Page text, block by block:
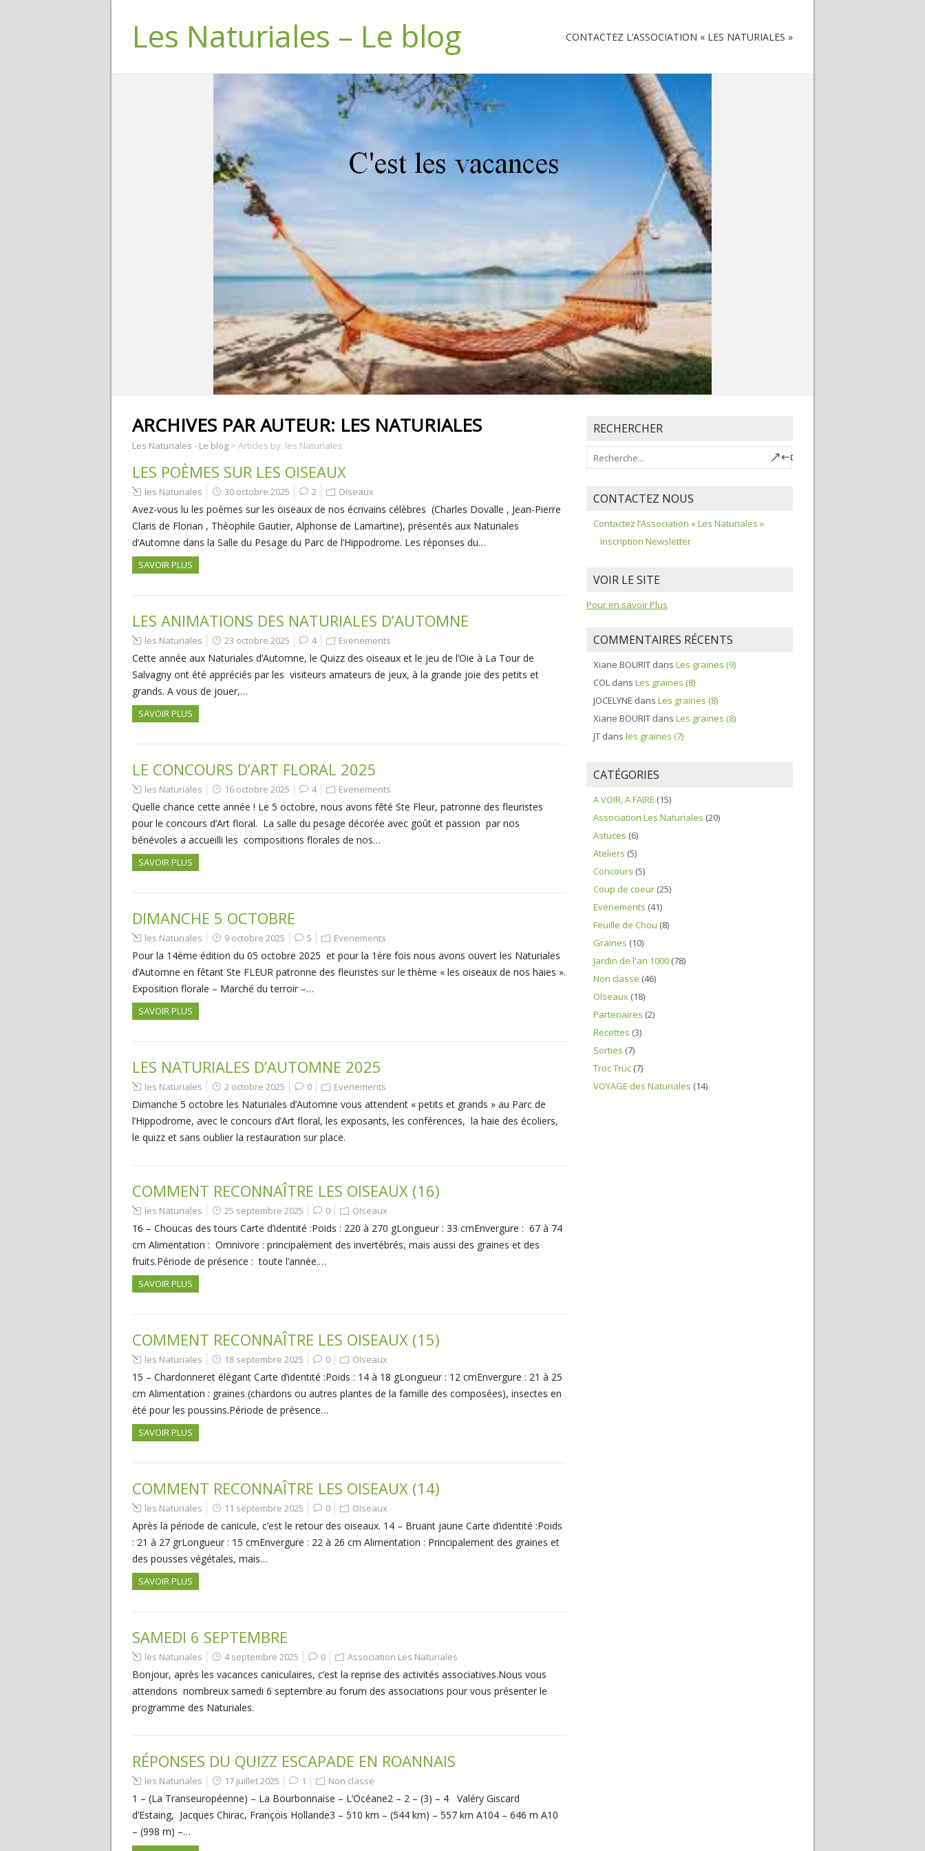
Les Naturiales – Le blog CONTACTEZ L’ASSOCIATION « LES NATURIALES »
ARCHIVES PAR AUTEUR: LES NATURIALES
Les Naturiales - Le blog > Articles by: les Naturiales
LES POÈMES SUR LES OISEAUX
les Naturiales 30 octobre 2025 2 OIseaux
Avez-vous lu les poèmes sur les oiseaux de nos écrivains célèbres (Charles Dovalle , Jean-Pierre
Claris de Florian , Théophile Gautier, Alphonse de Lamartine), présentés aux Naturiales
d’Automne dans la Salle du Pesage du Parc de l’Hippodrome. Les réponses du…
SAVOIR PLUS
LES ANIMATIONS DES NATURIALES D’AUTOMNE
les Naturiales 23 octobre 2025 4 Evenements
Cette année aux Naturiales d’Automne, le Quizz des oiseaux et le jeu de l’Oie à La Tour de
Salvagny ont été appréciés par les visiteurs amateurs de jeux, à la grande joie des petits et
grands. A vous de jouer,…
SAVOIR PLUS
LE CONCOURS D’ART FLORAL 2025
les Naturiales 16 octobre 2025 4 Evenements
Quelle chance cette année ! Le 5 octobre, nous avons fêté Ste Fleur, patronne des fleuristes
pour le concours d’Art floral. La salle du pesage décorée avec goût et passion par nos
bénévoles a accueilli les compositions florales de nos…
SAVOIR PLUS
DIMANCHE 5 OCTOBRE
les Naturiales 9 octobre 2025 5 Evenements
Pour la 14ème édition du 05 octobre 2025 et pour la 1ère fois nous avons ouvert les Naturiales
d’Automne en fêtant Ste FLEUR patronne des fleuristes sur le thème « les oiseaux de nos haies ».
Exposition florale – Marché du terroir –…
SAVOIR PLUS
LES NATURIALES D’AUTOMNE 2025
les Naturiales 2 octobre 2025 0 Evenements
Dimanche 5 octobre les Naturiales d’Automne vous attendent « petits et grands » au Parc de
l’Hippodrome, avec le concours d’Art floral, les exposants, les conférences, la haie des écoliers,
le quizz et sans oublier la restauration sur place.
COMMENT RECONNAÎTRE LES OISEAUX (16)
les Naturiales 25 septembre 2025 0 OIseaux
16 – Choucas des tours Carte d’identité :Poids : 220 à 270 gLongueur : 33 cmEnvergure : 67 à 74
cm Alimentation : Omnivore : principalement des invertébrés, mais aussi des graines et des
fruits.Période de présence : toute l’année.…
SAVOIR PLUS
COMMENT RECONNAÎTRE LES OISEAUX (15)
les Naturiales 18 septembre 2025 0 OIseaux
15 – Chardonneret élégant Carte d’identité :Poids : 14 à 18 gLongueur : 12 cmEnvergure : 21 à 25
cm Alimentation : graines (chardons ou autres plantes de la famille des composées), insectes en
été pour les poussins.Période de présence…
SAVOIR PLUS
COMMENT RECONNAÎTRE LES OISEAUX (14)
les Naturiales 11 septembre 2025 0 OIseaux
Après la période de canicule, c’est le retour des oiseaux. 14 – Bruant jaune Carte d’identité :Poids
: 21 à 27 grLongueur : 15 cmEnvergure : 22 à 26 cm Alimentation : Principalement des graines et
des pousses végétales, mais…
SAVOIR PLUS
SAMEDI 6 SEPTEMBRE
les Naturiales 4 septembre 2025 0 Association Les Naturiales
Bonjour, après les vacances caniculaires, c’est la reprise des activités associatives.Nous vous
attendons nombreux samedi 6 septembre au forum des associations pour vous présenter le
programme des Naturiales.
RÉPONSES DU QUIZZ ESCAPADE EN ROANNAIS
les Naturiales 17 juillet 2025 1 Non classe
1 – (La Transeuropéenne) – La Bourbonnaise – L’Océane2 – 2 – (3) – 4 Valéry Giscard
d’Estaing, Jacques Chirac, François Hollande3 – 510 km – (544 km) – 557 km A104 – 646 m A10
– (998 m) –…
RECHERCHER
CONTACTEZ NOUS
Contactez l’Association « Les Naturiales »
Inscription Newsletter
VOIR LE SITE
Pour en savoir Plus
COMMENTAIRES RÉCENTS
Xiane BOURIT dans Les graines (9)
COL dans Les graines (8)
JOCELYNE dans Les graines (8)
Xiane BOURIT dans Les graines (8)
JT dans les graines (7)
CATÉGORIES
A VOIR, A FAIRE (15)
Association Les Naturiales (20)
Astuces (6)
Ateliers (5)
Concours (5)
Coup de coeur (25)
Evenements (41)
Feuille de Chou (8)
Graines (10)
Jardin de l'an 1000 (78)
Non classe (46)
OIseaux (18)
Partenaires (2)
Recettes (3)
Sorties (7)
Troc Truc (7)
VOYAGE des Naturiales (14)